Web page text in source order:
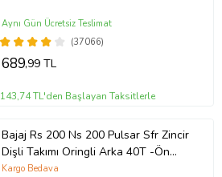
(37066)
Aynı Gün Ücretsiz Teslimat
689,99 TL
143,74 TL'den Başlayan Taksitlerle
Bajaj Rs 200 Ns 200 Pulsar Sfr Zincir
Dişli Takımı Oringli Arka 40T -Ön
14T 108 Bakla Supermto
Kargo Bedava